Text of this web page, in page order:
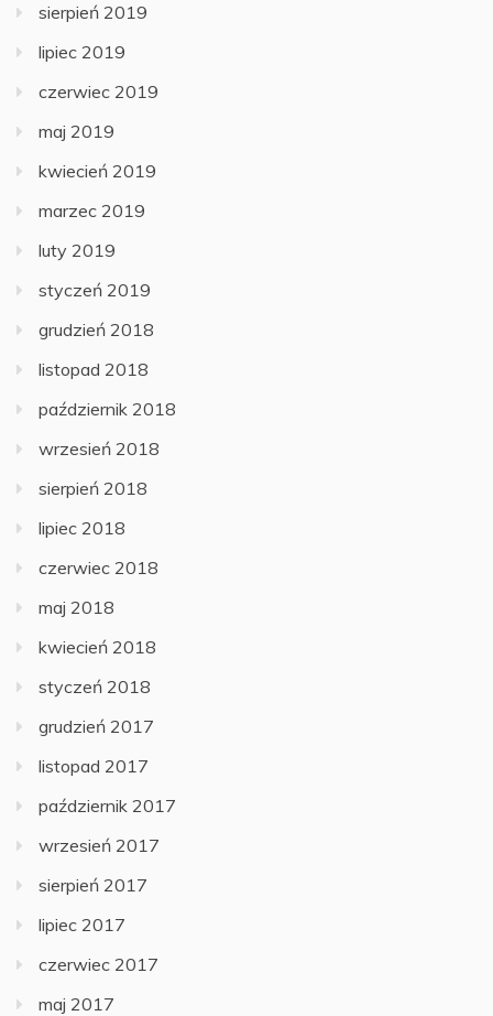
sierpień 2019
lipiec 2019
czerwiec 2019
maj 2019
kwiecień 2019
marzec 2019
luty 2019
styczeń 2019
grudzień 2018
listopad 2018
październik 2018
wrzesień 2018
sierpień 2018
lipiec 2018
czerwiec 2018
maj 2018
kwiecień 2018
styczeń 2018
grudzień 2017
listopad 2017
październik 2017
wrzesień 2017
sierpień 2017
lipiec 2017
czerwiec 2017
maj 2017